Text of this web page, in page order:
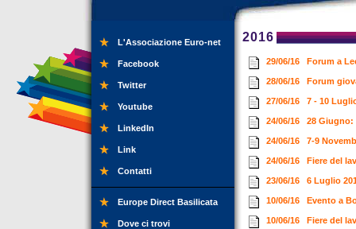
L'Associazione Euro-net
Facebook
Twitter
Youtube
LinkedIn
Link
Contatti
Europe Direct Basilicata
Dove ci trovi
2016
29/06/16 Forum a
28/06/16 Forum
27/06/16 7 - 10
24/06/16 28 Giugno:
24/06/16 7-9
24/06/16 Fiere del
23/06/16 6 Luglio
10/06/16 Evento a
10/06/16 Fiere del